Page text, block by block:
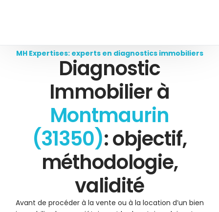
MH Expertises: experts en diagnostics immobiliers
Diagnostic
Immobilier à
Montmaurin
(31350): objectif,
méthodologie,
validité
Avant de procéder à la vente ou à la location d’un bien